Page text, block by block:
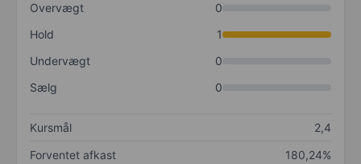
Overvægt
0
Hold
1
Undervægt
0
Sælg
0
Kursmål
2,4
Forventet afkast
180,24%